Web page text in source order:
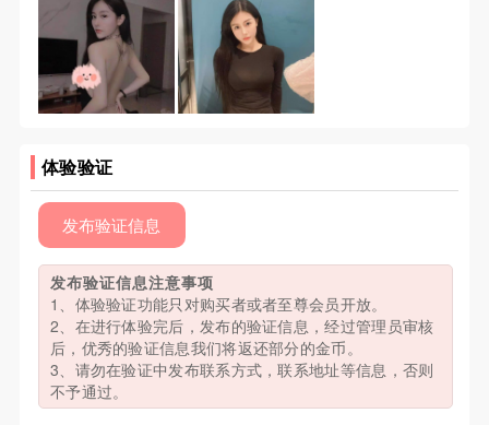
体验验证
发布验证信息
发布验证信息注意事项
1、体验验证功能只对购买者或者至尊会员开放。
2、在进行体验完后，发布的验证信息，经过管理员审核
后，优秀的验证信息我们将返还部分的金币。
3、请勿在验证中发布联系方式，联系地址等信息，否则
不予通过。